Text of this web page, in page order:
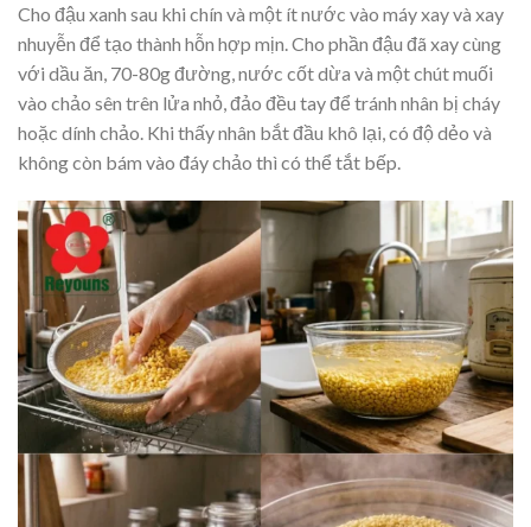
Cho đậu xanh sau khi chín và một ít nước vào máy xay và xay
nhuyễn để tạo thành hỗn hợp mịn. Cho phần đậu đã xay cùng
với dầu ăn, 70-80g đường, nước cốt dừa và một chút muối
vào chảo sên trên lửa nhỏ, đảo đều tay để tránh nhân bị cháy
hoặc dính chảo. Khi thấy nhân bắt đầu khô lại, có độ dẻo và
không còn bám vào đáy chảo thì có thể tắt bếp.